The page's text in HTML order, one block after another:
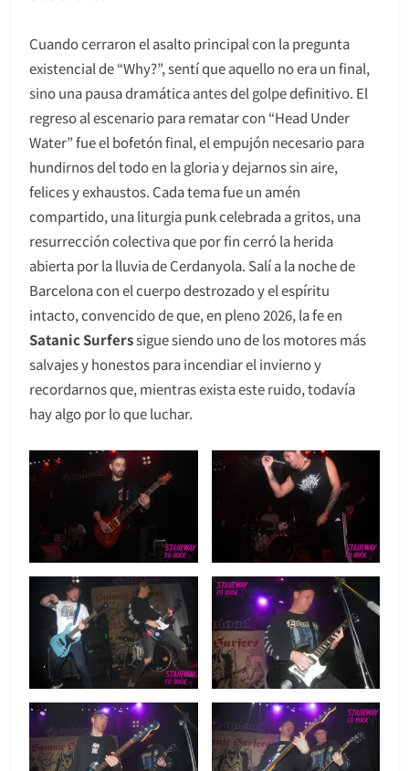
Cuando cerraron el asalto principal con la pregunta
existencial de “Why?”, sentí que aquello no era un final,
sino una pausa dramática antes del golpe definitivo. El
regreso al escenario para rematar con “Head Under
Water” fue el bofetón final, el empujón necesario para
hundirnos del todo en la gloria y dejarnos sin aire,
felices y exhaustos. Cada tema fue un amén
compartido, una liturgia punk celebrada a gritos, una
resurrección colectiva que por fin cerró la herida
abierta por la lluvia de Cerdanyola. Salí a la noche de
Barcelona con el cuerpo destrozado y el espíritu
intacto, convencido de que, en pleno 2026, la fe en
Satanic Surferssigue siendo uno de los motores más
salvajes y honestos para incendiar el invierno y
recordarnos que, mientras exista este ruido, todavía
hay algo por lo que luchar.